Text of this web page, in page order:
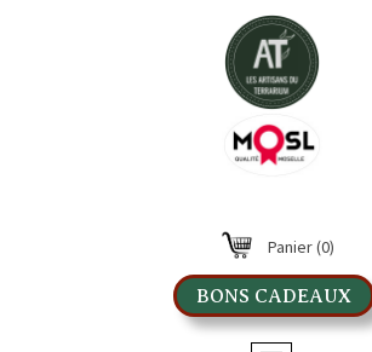
Panier(0)
BONS CADEAUX